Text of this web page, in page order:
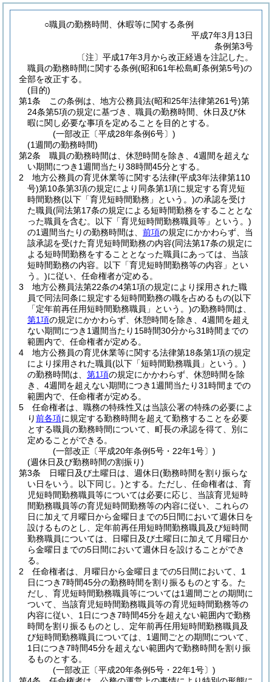
○職員の勤務時間、休暇等に関する条例
平成7年3月13日
条例第3号
〔注〕平成17年3月から改正経過を注記した。
職員の勤務時間に関する条例(昭和61年松島町条例第5号)の
全部を改正する。
(目的)
第1条
この条例は、地方公務員法(昭和25年法律第261号)第
24条第5項の規定に基づき、職員の勤務時間、休日及び休
暇に関し必要な事項を定めることを目的とする。
(一部改正〔平成28年条例6号〕)
(1週間の勤務時間)
第2条
職員の勤務時間は、休憩時間を除き、4週間を超えな
い期間につき1週間当たり38時間45分とする。
2
地方公務員の育児休業等に関する法律(平成3年法律第110
号)第10条第3項の規定により同条第1項に規定する育児短
時間勤務(以下「育児短時間勤務」という。)の承認を受け
た職員(同法第17条の規定による短時間勤務をすることとな
った職員を含む。以下「育児短時間勤務職員等」という。)
の1週間当たりの勤務時間は、 前項の規定にかかわらず、当
該承認を受けた育児短時間勤務の内容(同法第17条の規定に
よる短時間勤務をすることとなった職員にあっては、当該
短時間勤務の内容。以下「育児短時間勤務等の内容」とい
う。)に従い、任命権者が定める。
3
地方公務員法第22条の4第1項の規定により採用された職
員で同法同条に規定する短時間勤務の職を占めるもの(以下
「定年前再任用短時間勤務職員」という。)の勤務時間は、
第1項の規定にかかわらず、休憩時間を除き、4週間を超え
ない期間につき1週間当たり15時間30分から31時間までの
範囲内で、任命権者が定める。
4
地方公務員の育児休業等に関する法律第18条第1項の規定
により採用された職員(以下「短時間勤務職員」という。)
の勤務時間は、 第1項の規定にかかわらず、休憩時間を除
き、4週間を超えない期間につき1週間当たり31時間までの
範囲内で、任命権者が定める。
5
任命権者は、職務の特殊性又は当該公署の特殊の必要によ
り前各項に規定する勤務時間を超えて勤務することを必要
とする職員の勤務時間について、町長の承認を得て、別に
定めることができる。
(一部改正〔平成20年条例5号・22年1号〕)
(週休日及び勤務時間の割振り)
第3条
日曜日及び土曜日は、週休日(勤務時間を割り振らな
い日をいう。以下同じ。)とする。 ただし、任命権者は、育
児短時間勤務職員等については必要に応じ、当該育児短時
間勤務職員等の育児短時間勤務等の内容に従い、これらの
日に加えて月曜日から金曜日までの5日間において週休日を
設けるものとし、定年前再任用短時間勤務職員及び短時間
勤務職員については、日曜日及び土曜日に加えて月曜日か
ら金曜日までの5日間において週休日を設けることができ
る。
2
任命権者は、月曜日から金曜日までの5日間において、1
日につき7時間45分の勤務時間を割り振るものとする。 た
だし、育児短時間勤務職員等については1週間ごとの期間に
ついて、当該育児短時間勤務職員等の育児短時間勤務等の
内容に従い、1日につき7時間45分を超えない範囲内で勤務
時間を割り振るものとし、定年前再任用短時間勤務職員及
び短時間勤務職員については、1週間ごとの期間について、
1日につき7時間45分を超えない範囲内で勤務時間を割り振
るものとする。
(一部改正〔平成20年条例5号・22年1号〕)